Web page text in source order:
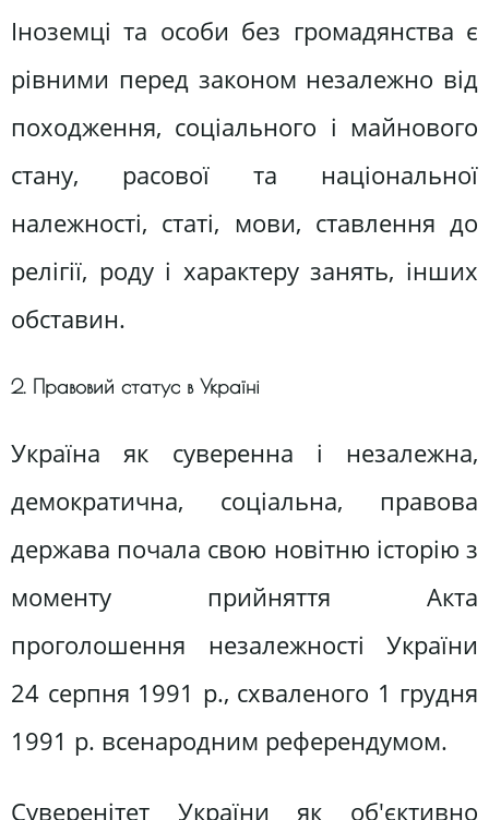
Іноземці та особи без громадянства є
рівними перед законом незалежно від
походження, соціального і майнового
стану, расової та національної
належності, статі, мови, ставлення до
релігії, роду і характеру занять, інших
обставин.
2. Правовий статус в Україні
Україна як суверенна і незалежна,
демократична, соціальна, правова
держава почала свою новітню історію з
моменту прийняття Акта
проголошення незалежності України
24 серпня 1991 p., схваленого 1 грудня
1991 р. всенародним референдумом.
Суверенітет України як об'єктивно